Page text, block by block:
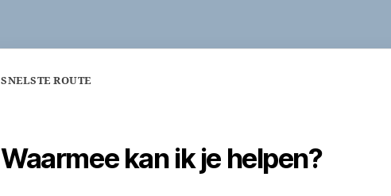
SNELSTE ROUTE
Waarmee kan ik je helpen?